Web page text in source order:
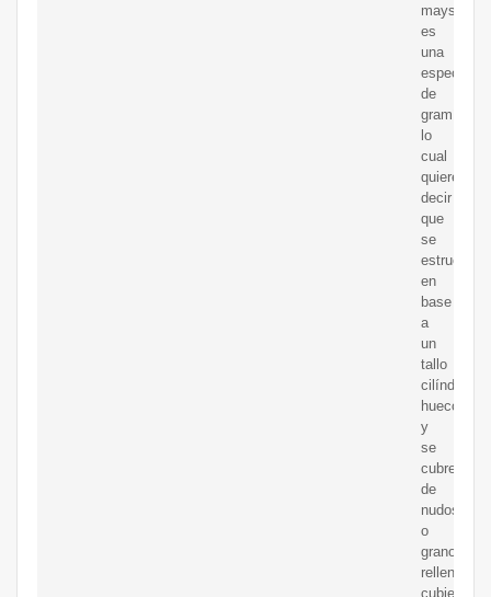
mays)
es
una
especie
de
gramínea
lo
cual
quiere
decir
que
se
estructura
en
base
a
un
tallo
cilíndrico
hueco
y
se
cubre
de
nudos
o
granos
rellenos,
cubiertos